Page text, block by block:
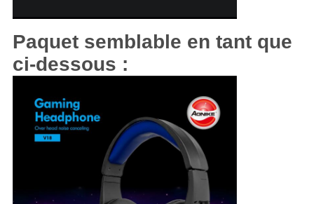
Paquet semblable en tant que
ci-dessous :